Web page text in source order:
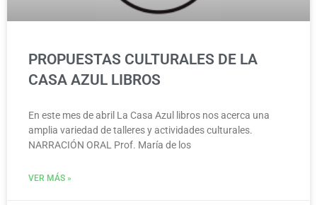
PROPUESTAS CULTURALES DE LA
CASA AZUL LIBROS
En este mes de abril La Casa Azul libros nos acerca una
amplia variedad de talleres y actividades culturales.
NARRACIÓN ORAL Prof. María de los
VER MÁS »